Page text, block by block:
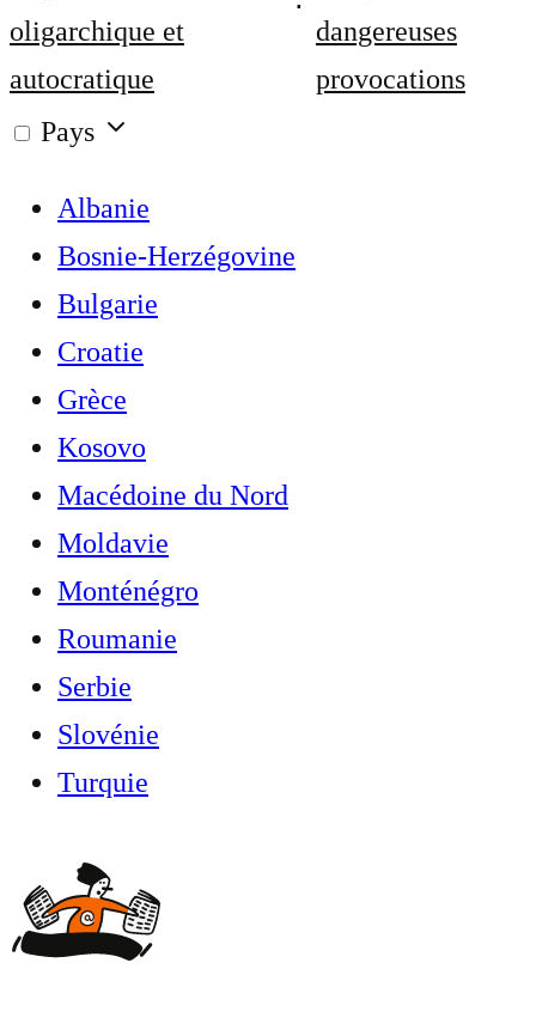
oligarchique et
autocratique
dangereuses
provocations
Pays
Albanie
Bosnie-Herzégovine
Bulgarie
Croatie
Grèce
Kosovo
Macédoine du Nord
Moldavie
Monténégro
Roumanie
Serbie
Slovénie
Turquie